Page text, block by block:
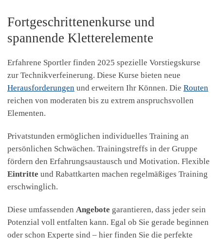
Fortgeschrittenenkurse und
spannende Kletterelemente
Erfahrene Sportler finden 2025 spezielle Vorstiegskurse
zur Technikverfeinerung. Diese Kurse bieten neue
Herausforderungen und erweitern Ihr Können. Die Routen
reichen von moderaten bis zu extrem anspruchsvollen
Elementen.
Privatstunden ermöglichen individuelles Training an
persönlichen Schwächen. Trainingstreffs in der Gruppe
fördern den Erfahrungsaustausch und Motivation. Flexible
Eintritte und Rabattkarten machen regelmäßiges Training
erschwinglich.
Diese umfassenden Angebote garantieren, dass jeder sein
Potenzial voll entfalten kann. Egal ob Sie gerade beginnen
oder schon Experte sind – hier finden Sie die perfekte